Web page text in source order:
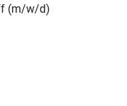
(m/w/d)